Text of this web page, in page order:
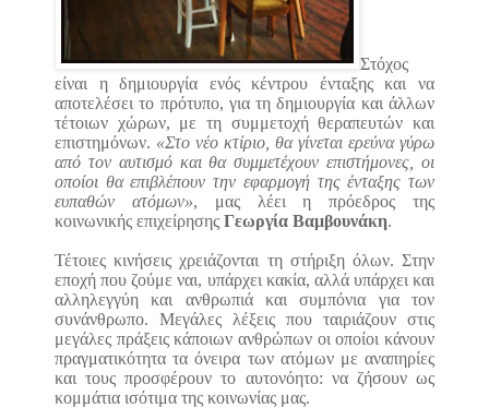
Στόχος
είναι η δημιουργία ενός κέντρου ένταξης και να
αποτελέσει το πρότυπο, για τη δημιουργία και άλλων
τέτοιων χώρων, με τη συμμετοχή θεραπευτών και
επιστημόνων. «Στο νέο κτίριο, θα γίνεται ερεύνα γύρω
από τον αυτισμό και θα συμμετέχουν επιστήμονες, οι
οποίοι θα επιβλέπουν την εφαρμογή της ένταξης των
ευπαθών ατόμων», μας λέει η πρόεδρος της
κοινωνικής επιχείρησης Γεωργία Βαμβουνάκη.
Τέτοιες κινήσεις χρειάζονται τη στήριξη όλων. Στην
εποχή που ζούμε ναι, υπάρχει κακία, αλλά υπάρχει και
αλληλεγγύη και ανθρωπιά και συμπόνια για τον
συνάνθρωπο. Μεγάλες λέξεις που ταιριάζουν στις
μεγάλες πράξεις κάποιων ανθρώπων οι οποίοι κάνουν
πραγματικότητα τα όνειρα των ατόμων με αναπηρίες
και τους προσφέρουν το αυτονόητο: να ζήσουν ως
κομμάτια ισότιμα της κοινωνίας μας.